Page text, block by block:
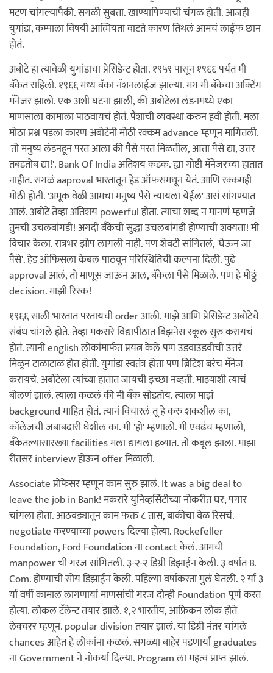
मटण चांगल्यापैकी. सगळी सुबत्ता. खाण्यापिण्याची चंगळ होती. आजही
युगांडा, कम्पाला विषयी आत्मियता वाटते कारण तिथलं आमचं लाईफ छान
होतं.
अबोटे हा त्यावेळी युगांडाचा प्रेसिडेन्ट होता. १९५९ पासून १९६६ पर्यंत मी
बॅंकेत राहिलो. १९६६ मध्य बॅंका नॅशनलाईज झाल्या. मग मी बॅंकेचा अक्टिंग
मॅनेजर झालो. एक अशी घटना झाली, की अबोटेला लंडनमध्ये एका
माणसाला कामाला पाठवायचं होतं. पैशाची व्यवस्था करुन हवी होती. मला
मोठा प्रश्न पडला कारण अबोटेनी मोठी रक्कम advance म्हणून मागितली.
'तो मनुष्य लंडनहून परत आला की पैसे परत मिळतील, आत्ता पैसे द्या, उत्तर
तबडतोब द्या!'. Bank Of India अतिशय कडक. ह्या गोष्टी मॅनेजरच्या हातात
नाहीत. सगळं aaproval भारतातून हेड ऑफसमधून येतं. आणि रक्कमही
मोठी होती. 'अमूक वेळी आमचा मनुष्य पैसे न्यायला येईल' असं सांगण्यात
आलं. अबोटे तेव्हा अतिशय powerful होता. त्याचा शब्द न मानणं म्हणजे
तुमची उचलबांगडी! अगदी बॅंकेची सुद्धा उचलबांगडी होण्याची शक्यता! मी
विचार केला. रात्रभर झोप लागली नाही. पण शेवटी सांगितलं, 'घेऊन जा
पैसे'. हेड ऑफिसला केबल पाठवून परिस्थितिची कल्पना दिली. पुढे
approval आलं, तो माणूस जाऊन आल, बॅंकेला पैसे मिळाले. पण हे मोठ्ठं
decision. माझी रिस्क!
१९६६ साली भारतात परतायची order आली. माझे आणि प्रेसिडेन्ट अबोटेचे
संबंध चांगले होते. तेव्हा मकरारे विद्यापीठात बिझनेस स्कूल सुरु करायचं
होतं. त्यानी english लोकांमार्फत प्रयत्न केले पण उडवाउडवीची उत्तरं
मिळून टाळाटाळ होत होती. युगांडा स्वतंत्र होता पण ब्रिटिश बरंच मॅनेज
करायचे. अबोटेला त्यांच्या हातात जायची इच्छा नव्हती. माझ्याशी त्याचं
बोलणं झालं. त्याला कळलं की मी बॅंक सोडतोय. त्याला माझं
background माहित होतं. त्यानं विचारलं तू हे करु शकशील का,
कॉलेजची जबाबदारी घेशील का. मी 'हो' म्हणालो. मी एवढंच म्हणालो,
बॅंकेतल्यासारख्या facilities मला द्यायला हव्यात. तो कबूल झाला. माझा
रीतसर interview होऊन offer मिळाली.
Associate प्रोफेसर म्हणून काम सुरु झालं. It was a big deal to
leave the job in Bank! मकरारे युनिव्हर्सिटीच्या नोकरीत घर, पगार
चांगला होता. आठवड्यातून काम फक्त ८ तास, बाकीचा वेळ रिसर्च.
negotiate करण्याच्या powers दिल्या होत्या. Rockefeller
Foundation, Ford Foundation ना contact केलं. आमची
manpower ची गरज सांगितली. ३-२-२ डिग्री डिझाईन केली. ३ वर्षात B.
Com. होण्याची सोय डिझाईन केली. पहिल्या वर्षाकरता मुलं घेतली. २ र्या ३
र्या वर्षी कामाल लागणार्या माणसांची गरज दोन्ही Foundation पूर्ण करत
होत्या. लोकल टॅलेन्ट तयार झाले. १,२ भारतीय, आफ्रिकन लोक होते
लेक्चरर म्हणून. popular division तयार झालं. या डिग्री नंतर चांगले
chances आहेत हे लोकांना कळलं. सगळ्या बाहेर पडणार्या graduates
ना Government ने नोकर्या दिल्या. Program ला महत्व प्राप्त झालं.